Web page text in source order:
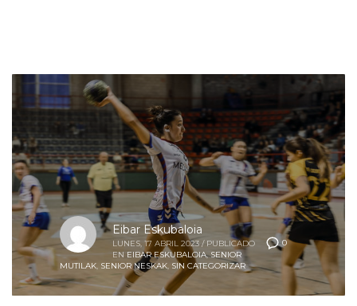
0
Eibar Eskubaloia
LUNES, 17 ABRIL 2023 / PUBLICADO
EN EIBAR ESKUBALOIA,SENIOR
MUTILAK, SENIOR NESKAK, SIN CATEGORIZAR